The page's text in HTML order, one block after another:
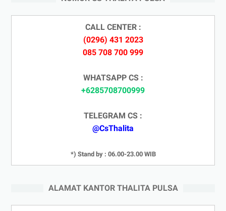
CALL CENTER :
(0296) 431 2023
085 708 700 999
WHATSAPP CS :
+6285708700999
TELEGRAM CS :
@CsThalita
*) Stand by : 06.00-23.00 WIB
ALAMAT KANTOR THALITA PULSA